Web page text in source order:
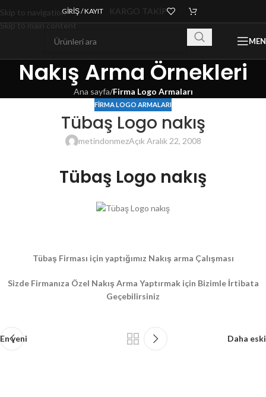
Skip to navigation
Skip to main content
GIRIŞ / KAYIT KARGO TAKİP
Nakış Arma Örnekleri
Ana sayfa/Firma Logo Armaları
FIRMA LOGO ARMALARI
Tübaş Logo nakış
metindonmezAçık Aralık 22, 2008
Tübaş Logo nakış
Tübaş Firması için yaptığımız Nakış arma Çalışması
Sizde Firmanıza Özel Nakış Arma Yaptırmak için Bizimle İrtibata
Geçebilirsiniz
En yeni Daha eski